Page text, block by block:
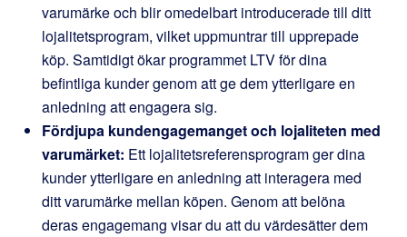
varumärke och blir omedelbart introducerade till ditt
lojalitetsprogram, vilket uppmuntrar till upprepade
köp. Samtidigt ökar programmet LTV för dina
befintliga kunder genom att ge dem ytterligare en
anledning att engagera sig.
Fördjupa kundengagemanget och lojaliteten med
varumärket: Ett lojalitetsreferensprogram ger dina
kunder ytterligare en anledning att interagera med
ditt varumärke mellan köpen. Genom att belöna
deras engagemang visar du att du värdesätter dem